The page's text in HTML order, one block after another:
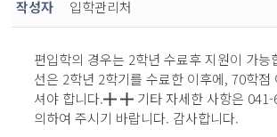
작성자 입학관리처
편입학의 경우는 2학년 수료후 지원이 가
선은 2학년 2학기를 수료한 이후에, 70학점
셔야 합니다.╋ ╋ 기타 자세한 사항은 041-
의하여 주시기 바랍니다. 감사합니다.